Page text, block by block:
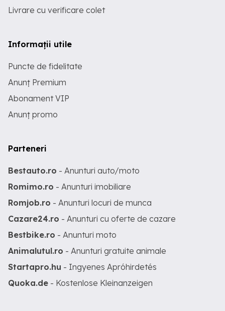
Livrare cu verificare colet
Informații utile
Puncte de fidelitate
Anunț Premium
Abonament VIP
Anunț promo
Parteneri
Bestauto.ro - Anunturi auto/moto
Romimo.ro - Anunturi imobiliare
Romjob.ro - Anunturi locuri de munca
Cazare24.ro - Anunturi cu oferte de cazare
Bestbike.ro - Anunturi moto
Animalutul.ro - Anunturi gratuite animale
Startapro.hu - Ingyenes Apróhirdetés
Quoka.de - Kostenlose Kleinanzeigen